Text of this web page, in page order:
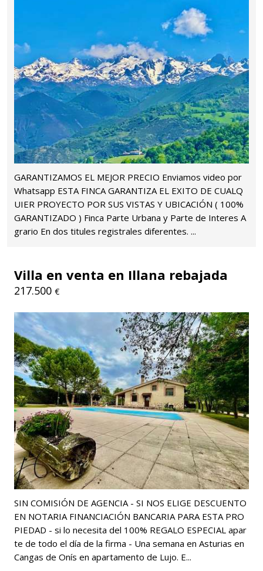
GARANTIZAMOS EL MEJOR PRECIO Enviamos video por
Whatsapp ESTA FINCA GARANTIZA EL EXITO DE CUALQ
UIER PROYECTO POR SUS VISTAS Y UBICACIÓN ( 100%
GARANTIZADO ) Finca Parte Urbana y Parte de Interes A
grario En dos titules registrales diferentes. ...
Villa en venta en Illana rebajada
217.500 €
SIN COMISIÓN DE AGENCIA - SI NOS ELIGE DESCUENTO
EN NOTARIA FINANCIACIÓN BANCARIA PARA ESTA PRO
PIEDAD - si lo necesita del 100% REGALO ESPECIAL apar
te de todo el día de la firma - Una semana en Asturias en
Cangas de Onís en apartamento de Lujo. E...